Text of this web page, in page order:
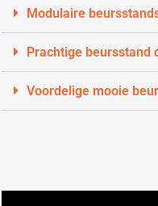
Modulaire
Prachtige beursstand
Voordelige mooie